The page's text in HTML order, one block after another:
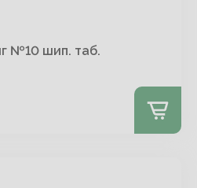
№10 шип. таб.